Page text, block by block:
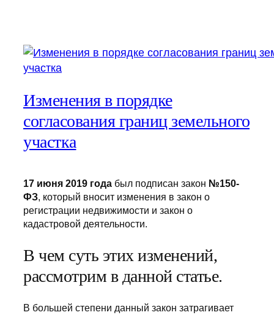
Изменения в порядке
согласования границ земельного
участка
17 июня 2019 года был подписан закон №150-
ФЗ, который вносит изменения в закон о
регистрации недвижимости и закон о
кадастровой деятельности.
В чем суть этих изменений,
рассмотрим в данной статье.
В большей степени данный закон затрагивает